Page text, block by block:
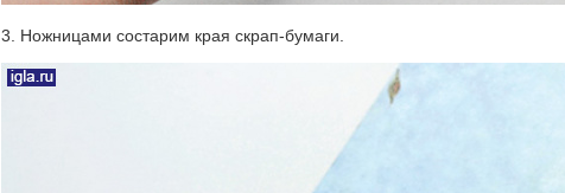
3. Ножницами состарим края скрап-бумаги.